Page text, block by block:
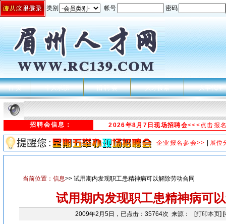
类别 帐号 密码
首 页 个人求职 招 聘 会 人才搜索 人事代理
招聘会信息： 2026年8月7日现场招聘会<<<点击报
企业报名参会>> 展位
当前位置： 信息>> 试用期内发现职工患精神病可以解除劳动合同
试用期内发现职工患精神病可
2009年2月5日，已点击：35764次 来源： [打印本页] [